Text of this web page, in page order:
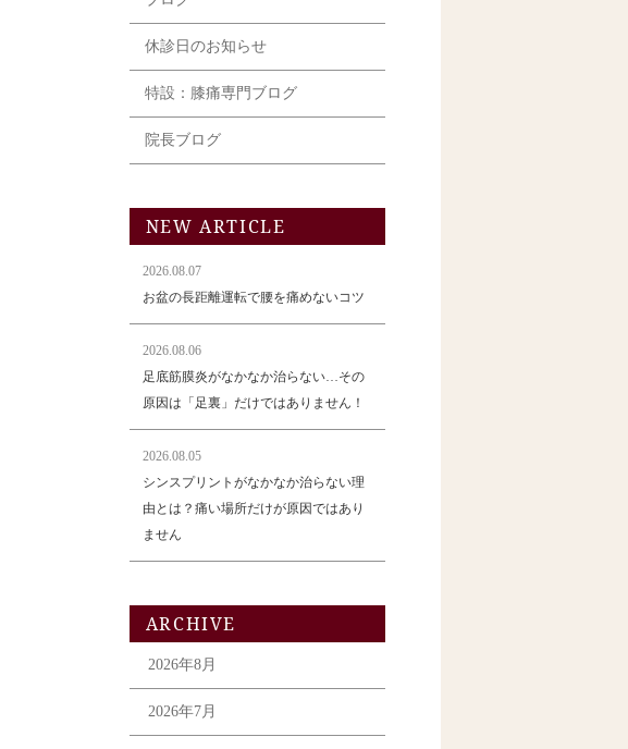
休診日のお知らせ
特設：膝痛専門ブログ
院長ブログ
NEW ARTICLE
2026.08.07
お盆の長距離運転で腰を痛めないコツ
2026.08.06
足底筋膜炎がなかなか治らない…その
原因は「足裏」だけではありません！
2026.08.05
シンスプリントがなかなか治らない理
由とは？痛い場所だけが原因ではあり
ません
ARCHIVE
2026年8月
2026年7月